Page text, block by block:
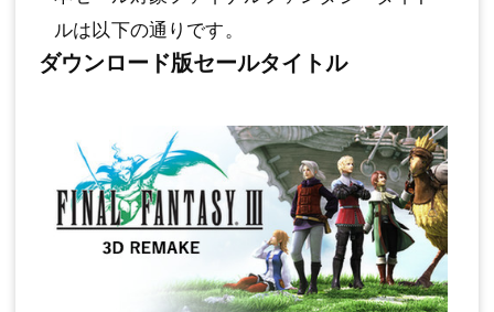
ルは以下の通りです。
ダウンロード版セールタイトル